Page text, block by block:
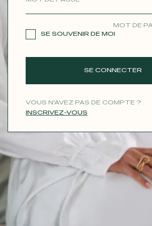
MOT DE
SE SOUVENIR DE MOI
SE CONNECTER
VOUS N'AVEZ PAS DE COMPTE ?
INSCRIVEZ-VOUS